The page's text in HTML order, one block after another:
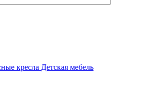
кресла Детская мебель